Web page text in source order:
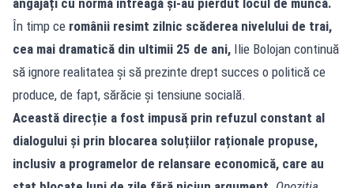
În timp ce românii resimt zilnic scăderea nivelului de trai,
cea mai dramatică din ultimii 25 de ani, Ilie Bolojan continuă
să ignore realitatea și să prezinte drept succes o politică ce
produce, de fapt, sărăcie și tensiune socială.
Această direcție a fost impusă prin refuzul constant al
dialogului și prin blocarea soluțiilor raționale propuse,
inclusiv a programelor de relansare economică, care au